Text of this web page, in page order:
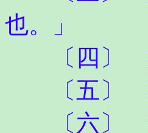
也。」
〔四〕 如
〔五〕 師
〔六〕 師